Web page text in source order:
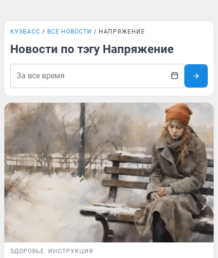
КУЗБАСС ВСЕ НОВОСТИ НАПРЯЖЕНИЕ
Новости по тэгу Напряжение
ЗДОРОВЬЕ ИНСТРУКЦИЯ